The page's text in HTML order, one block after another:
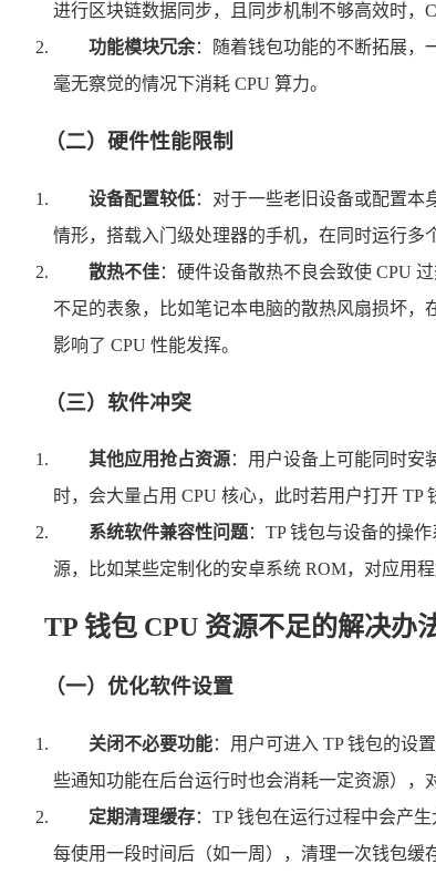
进行区块链数据同步，且同步机制不够高效时，
功能模块冗余：随着钱包功能的不断拓展，
毫无察觉的情况下消耗 CPU 算力。
（二）硬件性能限制
设备配置较低：对于一些老旧设备或配置本
情形，搭载入门级处理器的手机，在同时运行多
散热不佳：硬件设备散热不良会致使 CPU
不足的表象，比如笔记本电脑的散热风扇损坏，
影响了 CPU 性能发挥。
（三）软件冲突
其他应用抢占资源：用户设备上可能同时安
时，会大量占用 CPU 核心，此时若用户打开 TP
系统软件兼容性问题：TP 钱包与设备的操
源，比如某些定制化的安卓系统 ROM，对应用
TP 钱包 CPU 资源不足的解决办
（一）优化软件设置
关闭不必要功能：用户可进入 TP 钱包的设
些通知功能在后台运行时也会消耗一定资源），
定期清理缓存：TP 钱包在运行过程中会产
每使用一段时间后（如一周），清理一次钱包缓